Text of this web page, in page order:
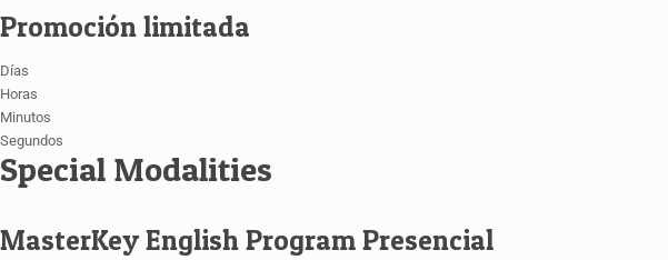
Promoción limitada
Días
Horas
Minutos
Segundos
Special Modalities
MasterKey English Program Presencial